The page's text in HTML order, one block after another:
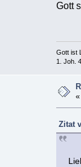
Gott
Gott ist
1. Joh.
Zitat